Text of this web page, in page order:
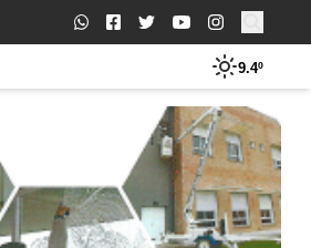
Buscar:
9.4º